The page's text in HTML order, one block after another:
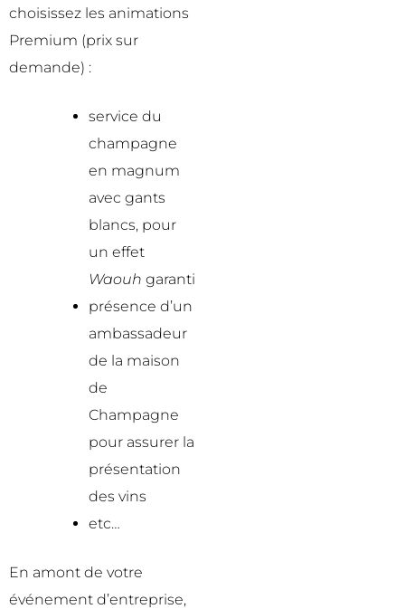
choisissez les animations
Premium (prix sur
demande) :
service du
champagne
en magnum
avec gants
blancs, pour
un effet
Waouh garanti
présence d’un
ambassadeur
de la maison
de
Champagne
pour assurer la
présentation
des vins
etc…
En amont de votre
événement d’entreprise,